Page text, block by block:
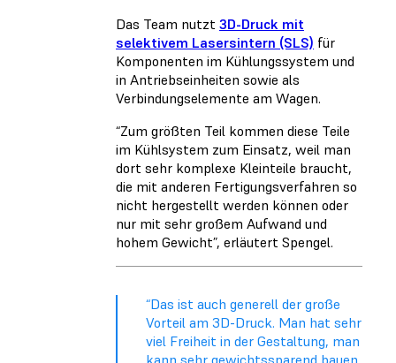
Das Team nutzt 3D-Druck mit
selektivem Lasersintern (SLS) für
Komponenten im Kühlungssystem und
in Antriebseinheiten sowie als
Verbindungselemente am Wagen.
“Zum größten Teil kommen diese Teile
im Kühlsystem zum Einsatz, weil man
dort sehr komplexe Kleinteile braucht,
die mit anderen Fertigungsverfahren so
nicht hergestellt werden können oder
nur mit sehr großem Aufwand und
hohem Gewicht”, erläutert Spengel.
“Das ist auch generell der große
Vorteil am 3D-Druck. Man hat sehr
viel Freiheit in der Gestaltung, man
kann sehr gewichtssparend bauen